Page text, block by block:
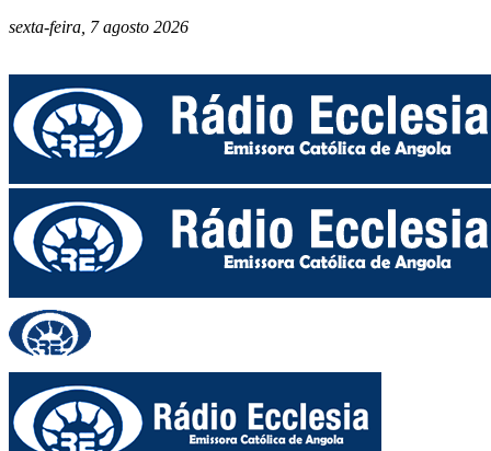
sexta-feira, 7 agosto 2026